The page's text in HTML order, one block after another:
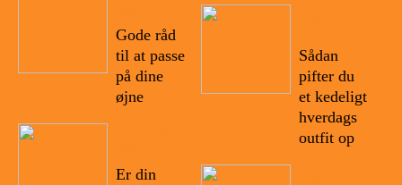
Gode råd
til at passe
på dine
øjne
Er din
Sådan
pifter du
et kedeligt
hverdags
outfit op